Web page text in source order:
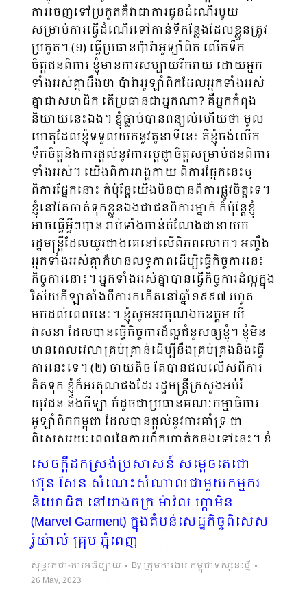
ការចេញទៅប្រកួតគឺវាជាការជូនដំណើរ​មួយ
សម្រាប់ការធ្វើដំណើរទៅកាន់ទីកន្លែងដែលខ្លួនត្រូវ
ប្រកួត។ (១) ធ្វើប្រធានប៉ារ៉ាអូឡាំពិក លើកទឹក
ចិត្តជនពិការ ខ្ញុំមានការសប្បាយរីករាយ ​ដោយអ្នក
ទាំងអស់គ្នាដឹងថា ​ប៉ារ៉ាអូឡាំពិកដែលអ្នកទាំងអស់
គ្នាជាសមាជិក​ តើប្រ​ធានជាអ្នកណា? គឺអ្នកកំពុង
និយាយនេះឯង។ ខ្ញុំធ្លាប់បានពន្យល់ហើយថា មូល
ហេតុដែលខ្ញុំ​ទទួល​យកនូវតួនាទីនេះ គឺខ្ញុំចង់លើក
ទឹកចិត្តនិងការផ្ដល់នូវការប្ដេជ្ញាចិត្តសម្រាប់ជនពិការ
ទាំងអស់។​ ​យើងពិការរាង្គកាយ ពិការផ្នែកនេះឬ
ពិការផ្នែកនោះ ក៏ប៉ុន្ដែយើងមិនបានពិការផ្លូវចិត្តទេ។
ខ្ញុំនៅតែចាត់ទុកខ្លួនឯងជាជនពិការម្នាក់​ ក៏ប៉ុន្ដែខ្ញុំ
អាចធ្វើអ្វីៗបាន រាប់ទាំងកាន់តំណែងជានាយក
រដ្ឋមន្ដ្រីដែលយូរ​ជាងគេនៅលើពិភពលោក។ អញ្ចឹង
អ្នកទាំងអស់គ្នាក៏មានលទ្ធភាពដើម្បីធ្វើកិច្ចការនេះ
កិច្ចការ​នោះ។ អ្នកទាំងអស់គ្នាបានធ្វើកិច្ចការដ៏ល្អក្នុង
វិស័យកីឡាតាំងពីការកកើតនៅឆ្នាំ១៩៩៧ រហូត
មកដល់ពេលនេះ។ ​ខ្ញុំសូមអរគុណឯកឧត្តម យី
វាសនា ដែលបានធ្វើកិច្ចការដ៏ល្អជំនួសឲ្យខ្ញុំ។ ខ្ញុំមិន
មានពេលវេលាគ្រប់គ្រាន់ដើម្បីនឹងគ្រប់គ្រងនិងធ្វើ
ការនេះទេ។ (២) ចាយតិច តែបានផលលើសពីការ
គិតទុក ខ្ញុំក៏អរគុណផងដែរ រដ្ឋមន្ដ្រីក្រសួងអប់រំ
យុវជន និងកីឡា ក៏ដូចជាប្រធានគណៈកម្មាធិការ
អូឡាំពិកកម្ពុជា ដែលបានផ្ដល់នូវការគាំទ្រ ជា
ពិសេសរយៈពេលនៃការហ្វឹកហាត់កន្លងទៅនេះ។ ខ្ញុំ
បាន​ឃើញសកម្មភាពជួយផ្សព្វផ្សាយនានាតាម
បណ្ដាស្ថានីយទូរទស្សន៍ឬអនឡាញ ពាក់ព័ន្ធនឹងការ
ហ្វឹកហាត់​របស់កីឡាករ/ការិនី ដើម្បីត្រៀមប្រកួតក្នុង
ក្របខណ្ឌអាស៊ានប៉ារ៉ាហ្គេមផង និងក្នុងក្របខណ្ឌ
ក្នុងឋានៈយើង​ជាម្ចាស់ផ្ទះផង។ ខ្ញុំគួរតែរំលេចបន្ដិច
អំពីស្ថានភាពរួមរបស់យើងទាក់ទិននឹងកីឡាដែល
យើងបានធ្វើក្នុងរយៈពេលកន្លងទៅនេះ។ សម្ដេច
ពិជ័យសេនា ទៀ…
សេចក្ដីដកស្រង់ប្រសាសន៍ សម្ដេចតេជោ
ហ៊ុន សែន សំណេះសំណាលជាមួយកម្មករ
និយោជិត នៅរោងចក្រ ម៉ាវ៉ល ហ្កាមិន
(Marvel Garment) ក្នុងតំបន់សេដ្ឋកិច្ចពិសេស
រ៉ូយ៉ាល់ គ្រុប ភ្នំពេញ
សុន្ទរកថា-ការអធិប្បាយ By ក្រុមការងារ កម្ពុជាទស្សនៈថ្មី
26 May, 2023